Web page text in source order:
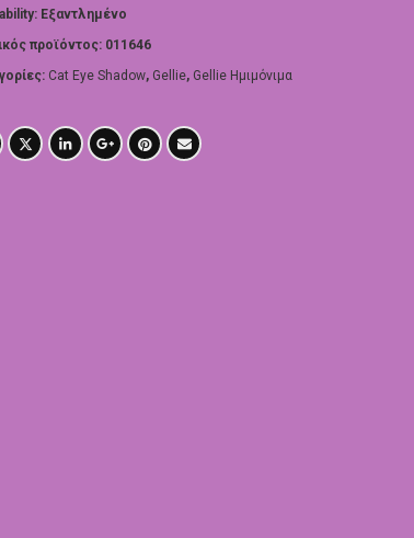
Εξαντλημένο
προϊόντος: 011646
Cat Eye Shadow, Gellie, Gellie Ημιμόνιμα